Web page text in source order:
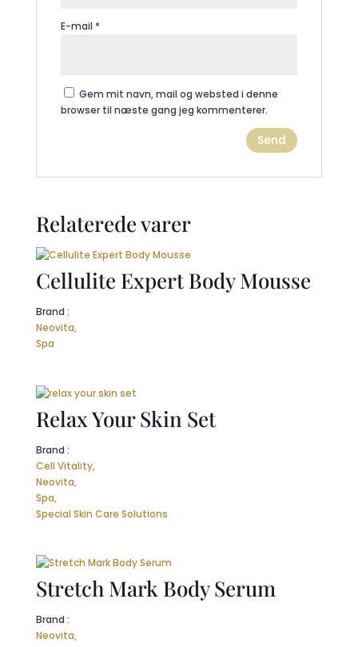
E-mail *
Gem mit navn, mail og websted i denne
browser til næste gang jeg kommenterer.
Relaterede varer
Cellulite Expert Body Mousse
Brand :
Neovita,
Spa
Relax Your Skin Set
Brand :
Cell Vitality,
Neovita,
Spa,
Special Skin Care Solutions
Stretch Mark Body Serum
Brand :
Neovita,